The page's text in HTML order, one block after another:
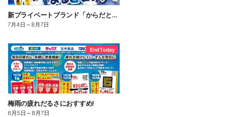
新プライベートブランド「からだとくらしに+1(プラスワン)」よりモンダミン口内トータルケア登場!
7月4日 ～8月7日
End Today
梅雨の疲れだるさにおすすめ!
6月5日 ～8月7日